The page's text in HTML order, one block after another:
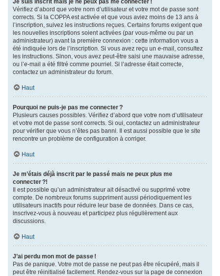
Je suis inscrit mais je ne peux pas me connecter !
Vérifiez d’abord que votre nom d’utilisateur et votre mot de passe sont
corrects. Si la COPPA est activée et que vous aviez moins de 13 ans à
l’inscription, suivez les instructions reçues. Certains forums exigent que
les nouvelles inscriptions soient activées (par vous-même ou par un
administrateur) avant la première connexion : cette information vous a
été indiquée lors de l’inscription. Si vous avez reçu un e-mail, consultez
les instructions. Sinon, vous avez peut-être saisi une mauvaise adresse,
ou l’e-mail a été filtré comme pourriel. Si l’adresse était correcte,
contactez un administrateur du forum.
Haut
Pourquoi ne puis-je pas me connecter ?
Plusieurs causes possibles. Vérifiez d’abord que votre nom d’utilisateur
et votre mot de passe sont corrects. Si oui, contactez un administrateur
pour vérifier que vous n’êtes pas banni. Il est aussi possible que le site
rencontre un problème de configuration à corriger.
Haut
Je m’étais déjà inscrit par le passé mais ne peux plus me
connecter ?!
Il est possible qu’un administrateur ait désactivé ou supprimé votre
compte. De nombreux forums suppriment aussi périodiquement les
utilisateurs inactifs pour réduire leur base de données. Dans ce cas,
inscrivez-vous à nouveau et participez plus régulièrement aux
discussions.
Haut
J’ai perdu mon mot de passe !
Pas de panique. Votre mot de passe ne peut pas être récupéré, mais il
peut être réinitialisé facilement. Rendez-vous sur la page de connexion